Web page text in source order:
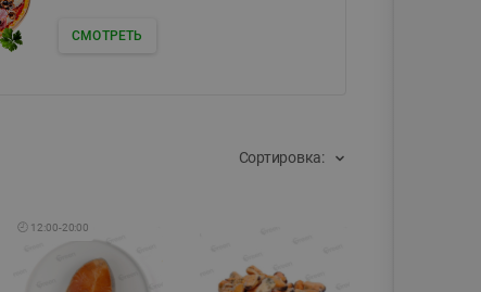
СМОТРЕТЬ
Сортировка:
🕘 12:00-20:00